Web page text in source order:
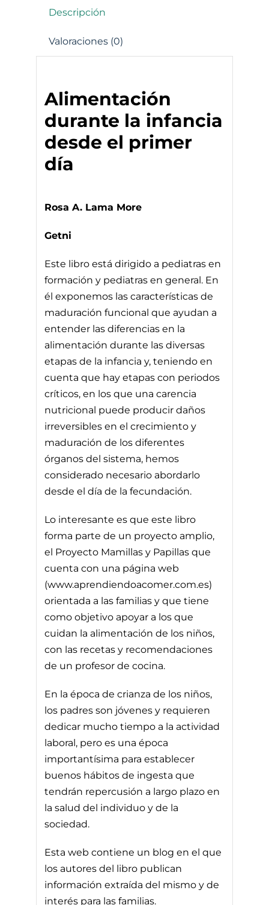
Descripción
Valoraciones (0)
Alimentación
durante la infancia
desde el primer
día
Rosa A. Lama More
Getni
Este libro está dirigido a pediatras en
formación y pediatras en general. En
él exponemos las características de
maduración funcional que ayudan a
entender las diferencias en la
alimentación durante las diversas
etapas de la infancia y, teniendo en
cuenta que hay etapas con periodos
críticos, en los que una carencia
nutricional puede producir daños
irreversibles en el crecimiento y
maduración de los diferentes
órganos del sistema, hemos
considerado necesario abordarlo
desde el día de la fecundación.
Lo interesante es que este libro
forma parte de un proyecto amplio,
el Proyecto Mamillas y Papillas que
cuenta con una página web
(www.aprendiendoacomer.com.es)
orientada a las familias y que tiene
como objetivo apoyar a los que
cuidan la alimentación de los niños,
con las recetas y recomendaciones
de un profesor de cocina.
En la época de crianza de los niños,
los padres son jóvenes y requieren
dedicar mucho tiempo a la actividad
laboral, pero es una época
importantísima para establecer
buenos hábitos de ingesta que
tendrán repercusión a largo plazo en
la salud del individuo y de la
sociedad.
Esta web contiene un blog en el que
los autores del libro publican
información extraída del mismo y de
interés para las familias.